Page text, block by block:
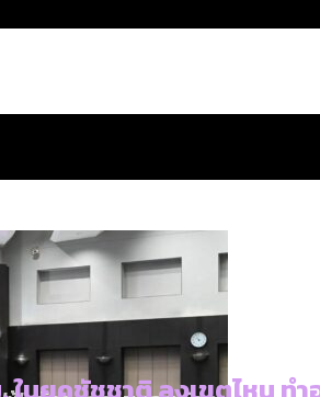
ยุคชัชชาติ ลงเขตไหน ทำ